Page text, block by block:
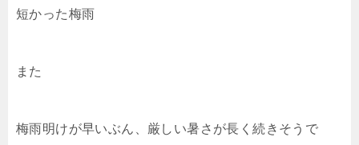
短かった梅雨
また
梅雨明けが早いぶん、厳しい暑さが長く続きそうで